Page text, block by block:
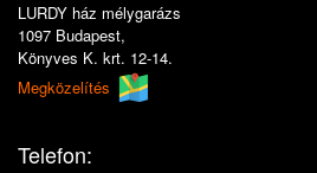
LURDY ház mélygarázs
1097 Budapest,
Könyves K. krt. 12-14.
Megközelítés
Telefon: